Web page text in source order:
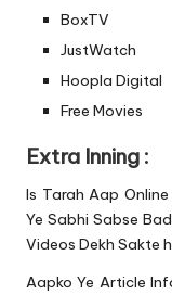
BoxTV
JustWatch
Hoopla Digital
Free Movies
Extra Inning :
Is Tarah Aap
Ye Sabhi Sabse
Videos Dekh Sakte
Aapko Ye Article